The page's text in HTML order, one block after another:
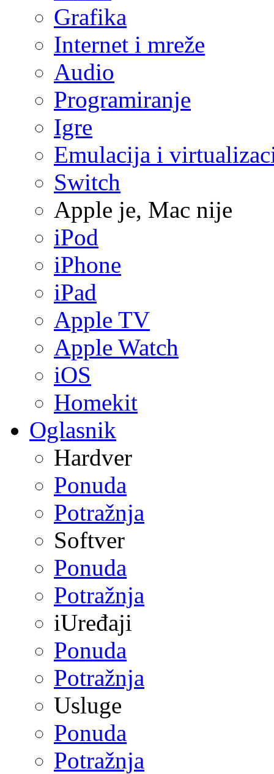
Grafika
Internet i mreže
Audio
Programiranje
Igre
Emulacija i
Switch
Apple je, Mac nije
iPod
iPhone
iPad
Apple TV
Apple Watch
iOS
Homekit
Oglasnik
Hardver
Ponuda
Potražnja
Softver
Ponuda
Potražnja
iUređaji
Ponuda
Potražnja
Usluge
Ponuda
Potražnja